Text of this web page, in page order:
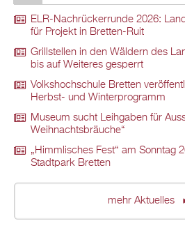
ELR-Nachrückerrunde 2026:
für Projekt in Bretten-Ruit
Grillstellen in den Wäldern des
bis auf Weiteres gesperrt
Volkshochschule Bretten
Herbst- und Winterprogramm
Museum sucht Leihgaben für
Weihnachtsbräuche“
„Himmlisches Fest“ am Sonntag
Stadtpark Bretten
mehr Aktuelles